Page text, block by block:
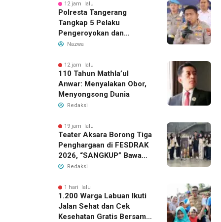
12 jam lalu
Polresta Tangerang
Tangkap 5 Pelaku
Pengeroyokan dan
Kekerasan Seksual di
Nazwa
12 jam lalu
110 Tahun Mathla’ul
Anwar: Menyalakan Obor,
Menyongsong Dunia
Redaksi
19 jam lalu
Teater Aksara Borong Tiga
Penghargaan di FESDRAK
2026, “SANGKUP” Bawa
Pulang Juara 2 Grup
Redaksi
1 hari lalu
1.200 Warga Labuan Ikuti
Jalan Sehat dan Cek
Kesehatan Gratis Bersama